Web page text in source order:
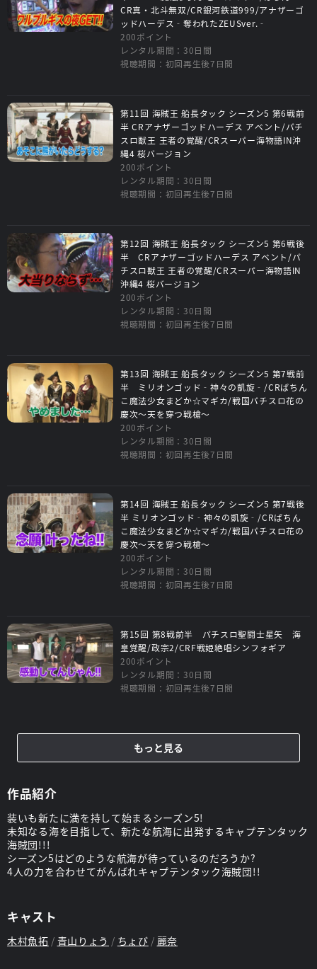
CR真・北斗無双/CR銀河鉄道999/アナザーゴ
ッドハーデス‐奪われたZEUSver.‐
200ポイント
レンタル期間：30日間
視聴期間：初回再生後7日間
第11回 海賊王 船長タック シーズン5 第6戦前
半 CRアナザーゴッドハーデス アベント/パチ
スロ獣王 王者の覚醒/CRスーパー海物語IN沖
縄4 桜バージョン
200ポイント
レンタル期間：30日間
視聴期間：初回再生後7日間
第12回 海賊王 船長タック シーズン5 第6戦後
半 CRアナザーゴッドハーデス アベント/パ
チスロ獣王 王者の覚醒/CRスーパー海物語IN
沖縄4 桜バージョン
200ポイント
レンタル期間：30日間
視聴期間：初回再生後7日間
第13回 海賊王 船長タック シーズン5 第7戦前
半 ミリオンゴッド‐神々の凱旋‐/CRぱちん
こ魔法少女まどか☆マギカ/戦国パチスロ花の
慶次～天を穿つ戦槍～
200ポイント
レンタル期間：30日間
視聴期間：初回再生後7日間
第14回 海賊王 船長タック シーズン5 第7戦後
半 ミリオンゴッド‐神々の凱旋‐/CRぱちん
こ魔法少女まどか☆マギカ/戦国パチスロ花の
慶次～天を穿つ戦槍～
200ポイント
レンタル期間：30日間
視聴期間：初回再生後7日間
第15回 第8戦前半 パチスロ聖闘士星矢 海
皇覚醒/政宗2/CRF戦姫絶唱シンフォギア
200ポイント
レンタル期間：30日間
視聴期間：初回再生後7日間
もっと見る
作品紹介
装いも新たに満を持して始まるシーズン5!
未知なる海を目指して、新たな航海に出発するキャプテンタック
海賊団!!!
シーズン5はどのような航海が待っているのだろうか?
4人の力を合わせてがんばれキャプテンタック海賊団!!
キャスト
木村魚拓 青山りょう ちょび 麗奈